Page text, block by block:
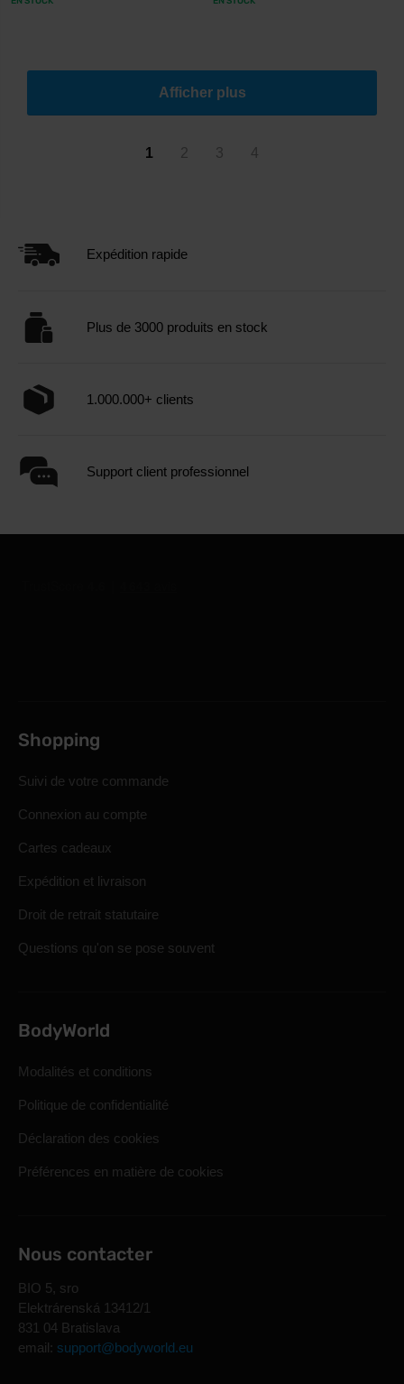
Afficher plus
1 2 3 4
Expédition rapide
Plus de 3000 produits en stock
1.000.000+ clients
Support client professionnel
Shopping
Suivi de votre commande
Connexion au compte
Cartes cadeaux
Expédition et livraison
Droit de retrait statutaire
Questions qu'on se pose souvent
BodyWorld
Modalités et conditions
Politique de confidentialité
Déclaration des cookies
Préférences en matière de cookies
Nous contacter
BIO 5, sro
Elektrárenská 13412/1
831 04 Bratislava
email: support@bodyworld.eu